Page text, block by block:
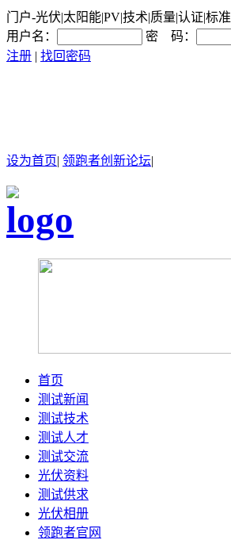
门户-光伏|太阳能|PV|技术|质量|认证|标准
用户名：
密 码：
注册 | 找回密码
设为首页| 领跑者创新论坛|
首页
测试新闻
测试技术
测试人才
测试交流
光伏资料
测试供求
光伏相册
领跑者官网